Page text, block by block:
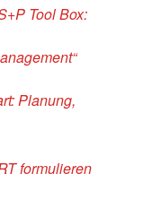
Tool Box:
Planung,
formulieren